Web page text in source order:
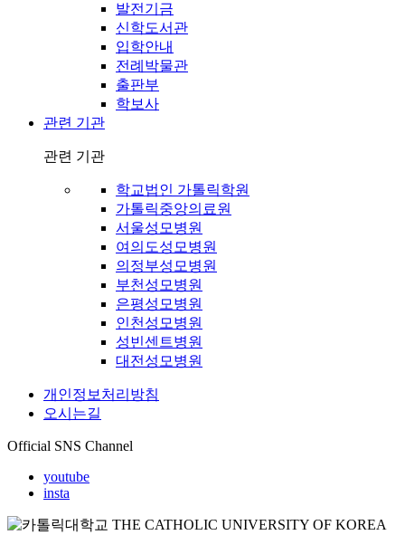
발전기금
신학도서관
입학안내
전례박물관
출판부
학보사
관련 기관
관련 기관
학교법인 가톨릭학원
가톨릭중앙의료원
서울성모병원
여의도성모병원
의정부성모병원
부천성모병원
은평성모병원
인천성모병원
성빈센트병원
대전성모병원
개인정보처리방침
오시는길
Official SNS Channel
youtube
insta